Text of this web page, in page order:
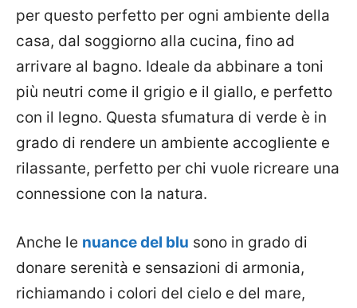
per questo perfetto per ogni ambiente della
casa, dal soggiorno alla cucina, fino ad
arrivare al bagno. Ideale da abbinare a toni
più neutri come il grigio e il giallo, e perfetto
con il legno. Questa sfumatura di verde è in
grado di rendere un ambiente accogliente e
rilassante, perfetto per chi vuole ricreare una
connessione con la natura.
Anche le nuance del blu sono in grado di
donare serenità e sensazioni di armonia,
richiamando i colori del cielo e del mare,